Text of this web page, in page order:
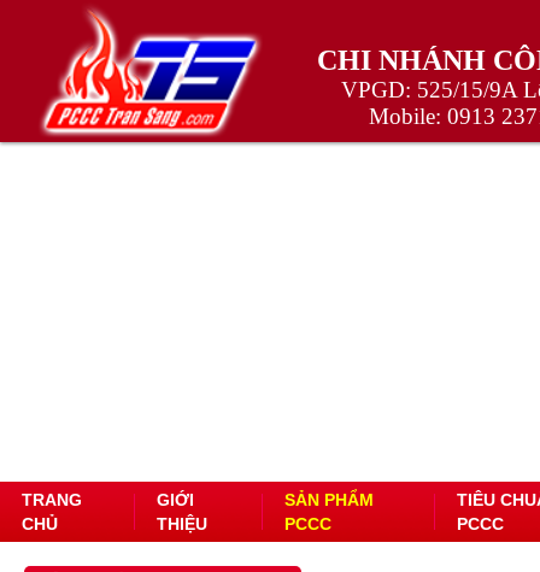
CHI NHÁNH
VPGD: 525/15/9A
Mobile: 0913
TRANG
CHỦ
GIỚI
THIỆU
SẢN PHẨM
PCCC
TIÊU
PCCC